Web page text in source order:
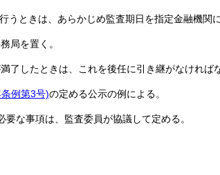
ときは、あらかじめ監査期日を指定金融機関
局を置く。
了したときは、これを後任に引き継がなければ
例第3号)の定める公示の例による。
な事項は、監査委員が協議して定める。